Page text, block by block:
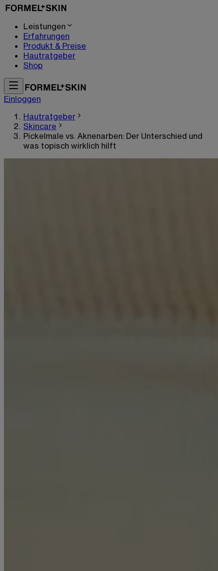
Leistungen
Erfahrungen
Produkt & Preise
Hautratgeber
Shop
Einloggen
Hautratgeber
Skincare
Pickelmale vs. Aknenarben: Der Unterschied und
was topisch wirklich hilft